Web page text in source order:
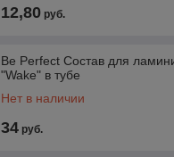
12,80 руб.
Be Perfect Состав для
"Wake" в тубе
Нет в наличии
34 руб.